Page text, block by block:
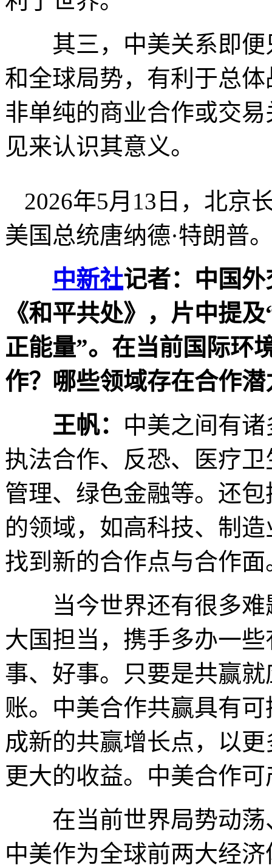
其三，中美关系即便
和全球局势，有利于总
非单纯的商业合作或交
见来认识其意义。
2026年5月13日，北京
美国总统唐纳德·特朗普
中新社记者：中国
《和平共处》，片中提
正能量”。在当前国际环
作？哪些领域存在合作潜
王帆： 中美之间有
执法合作、反恐、医疗
管理、绿色金融等。还
的领域，如高科技、制
找到新的合作点与合作面
当今世界还有很多难
大国担当，携手多办一
事、好事。只要是共赢
账。中美合作共赢具有
成新的共赢增长点，以
更大的收益。中美合作
在当前世界局势动荡
中美作为全球前两大经